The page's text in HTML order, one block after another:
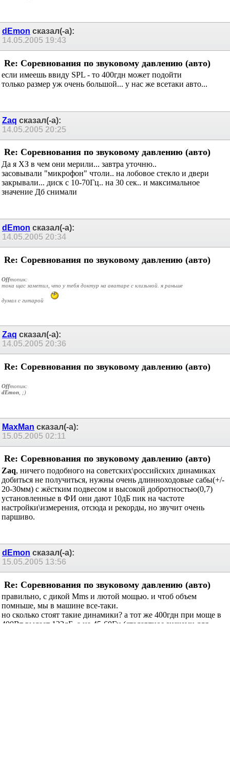
dEmonсказал(-а):
14.05.200519:43
Re: Соревнования по звуковому давлению (авто)
если имеешь ввиду SPL - то 400гдн может подойти
только размер уж очень большой... у нас же всетаки авто...
Zaqсказал(-а):
14.05.2005
Re: Соревнования по звуковому давлению (авто)
Да я ХЗ в чем они мерили... завтра уточню..
засовывали "микрофон" чтоли.. на лобовое стекло и двери
закрывали... диск с 10-70Гц.. на 30 сек.. и максимальное
значение Дб снимали
dEmonсказал(-а):
14.05.200520:34
Re: Соревнования по звуковому давлению (авто)
Offтопик:
тока щас заметил, что у тебя доктур на аватаре с клизьмой. я раньше
Zaqсказал(-а):
14.05.2005
Re: Соревнования по звуковому давлению (авто)
Offтопик:
MaxManсказал(-а):
15.05.200502:11
Re: Соревнования по звуковому давлению (авто)
Zaq, ничего подобного на советских\российских динамиках
добиться не получиться, нужны очень длинноходовые сабы(+/-
20-30мм) с жёстким подвесом и высокой добротностью(0,7)
установленные в ФИ они дают 10дБ пик на частоте
настройки\измерения, отсюда и рекорды, но звучит очень
паршиво.
dEmonсказал(-а):
15.05.200513:56
Re: Соревнования по звуковому давлению (авто)
правильно, с дикой Mms и лютой мощью. и чтоб объем
помньше, мы в машине все-таки.
но сколько стоят такие динамики? а тот же 400гдн при моще в